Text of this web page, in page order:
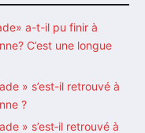
a-t-il pu finir à
C’est une longue
» s’est-il retrouvé à
?
» s’est‑il retrouvé à